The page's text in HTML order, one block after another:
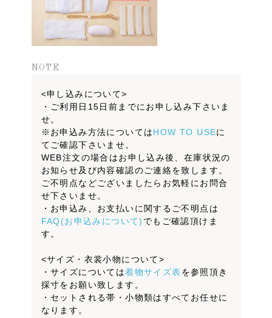
NOTE
<申し込みについて>
・ご利用日15日前までにお申し込み下さいま
せ。
※お申込み方法についてはHOW TO USEに
てご確認下さいませ。
WEB注文の場合はお申し込み後、在庫状況の
お知らせ及び内容確認のご連絡を致します。
ご不明点などございましたらお気軽にお問合
せ下さいませ。
・お申込み、お支払いに関するご不明点は
FAQ(お申込みについて) でもご確認頂けま
す。
<サイズ・衣裳小物について>
・サイズについては着物サイズ表 を参照頂き
採寸をお願い致します。
・セットされる帯・小物類はすべてお任せに
なります。